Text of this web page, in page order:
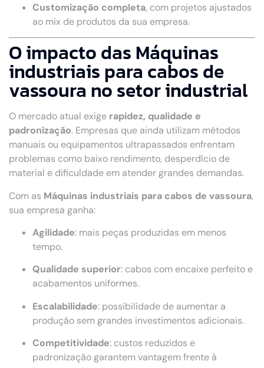
Customização completa, com projetos ajustados
ao mix de produtos da sua empresa.
O impacto das Máquinas
industriais para cabos de
vassoura no setor industrial
O mercado atual exige rapidez, qualidade e
padronização. Empresas que ainda utilizam métodos
manuais ou equipamentos ultrapassados enfrentam
problemas como baixo rendimento, desperdício de
material e dificuldade em atender grandes demandas.
Com as Máquinas industriais para cabos de vassoura,
sua empresa ganha:
Agilidade: mais peças produzidas em menos
tempo.
Qualidade superior: cabos com encaixe perfeito e
acabamentos uniformes.
Escalabilidade: possibilidade de aumentar a
produção sem grandes investimentos adicionais.
Competitividade: custos reduzidos e
padronização garantem vantagem frente à